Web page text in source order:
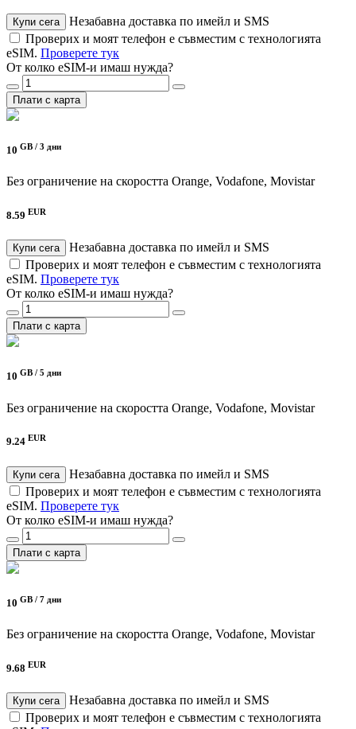
Купи сега
Незабавна доставка по имейл и SMS
Проверих и моят телефон е съвместим с технологията
eSIM. Проверете тук
От колко eSIM-и имаш нужда?
Плати с карта
10 GB / 3 дни
Без ограничение на скоростта Orange, Vodafone, Movistar
8.59 EUR
Купи сега
Незабавна доставка по имейл и SMS
Проверих и моят телефон е съвместим с технологията
eSIM. Проверете тук
От колко eSIM-и имаш нужда?
Плати с карта
10 GB / 5 дни
Без ограничение на скоростта Orange, Vodafone, Movistar
9.24 EUR
Купи сега
Незабавна доставка по имейл и SMS
Проверих и моят телефон е съвместим с технологията
eSIM. Проверете тук
От колко eSIM-и имаш нужда?
Плати с карта
10 GB / 7 дни
Без ограничение на скоростта Orange, Vodafone, Movistar
9.68 EUR
Купи сега
Незабавна доставка по имейл и SMS
Проверих и моят телефон е съвместим с технологията